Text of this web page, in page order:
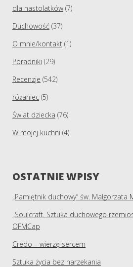
dla nastolatków (7)
Duchowość (37)
O mnie/kontakt (1)
Poradniki (29)
Recenzje (542)
różaniec (5)
Świat dziecka (76)
W mojej kuchni (4)
OSTATNIE WPISY
„Pamiętnik duchowy” św. Małgorzata
„Soulcraft. Sztuka duchowego
OFMCap
Credo – wierzę sercem
Sztuka życia bez narzekania